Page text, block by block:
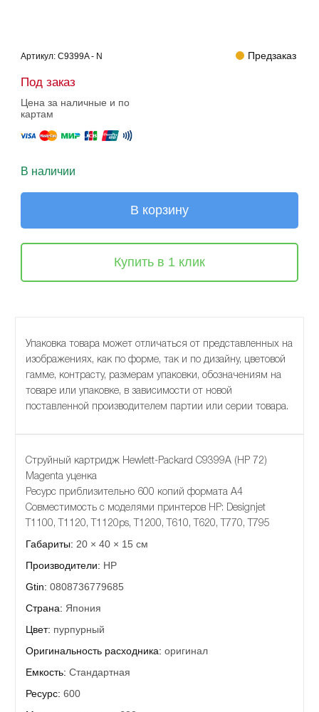
Артикул:C9399A - N Предзаказ
Под заказ
Цена за наличные и по
картам
В наличии
В корзину
Купить в 1 клик
Упаковка товара может отличаться от представленных на
изображениях, как по форме, так и по дизайну, цветовой
гамме, контрасту, размерам упаковки, обозначениям на
товаре или упаковке, в зависимости от новой
поставленной производителем партии или серии товара.
Струйный картридж Hewlett-Packard C9399A (HP 72)
Magenta уценка
Ресурс приблизительно 600 копий формата А4
Совместимость с моделями принтеров HP: Designjet
T1100, T1120, T1120ps, T1200, T610, T620, T770, T795
Габариты: 20 × 40 × 15 см
Производители: HP
Gtin: 0808736779685
Страна: Япония
Цвет: пурпурный
Оригинальность расходника: оригинал
Емкость: Стандартная
Ресурс: 600